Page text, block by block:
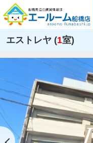
エストレヤ (1室)